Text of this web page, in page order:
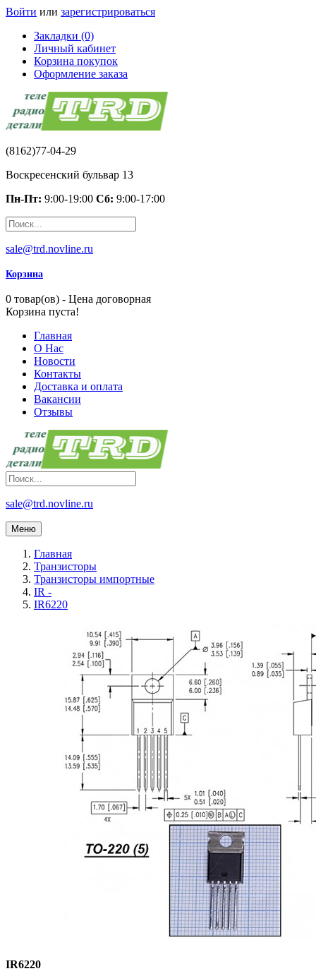
Войти или зарегистрироваться
Закладки (0)
Личный кабинет
Корзина покупок
Оформление заказа
(8162)77-04-29
Воскресенский бульвар 13
Пн-Пт: 9:00-19:00 Сб: 9:00-17:00
sale@trd.novline.ru
Корзина
0 товар(ов) - Цена договорная
Корзина пуста!
Главная
О Нас
Новости
Контакты
Доставка и оплата
Вакансии
Отзывы
sale@trd.novline.ru
Меню
Главная
Транзисторы
Транзисторы импортные
IR -
IR6220
IR6220